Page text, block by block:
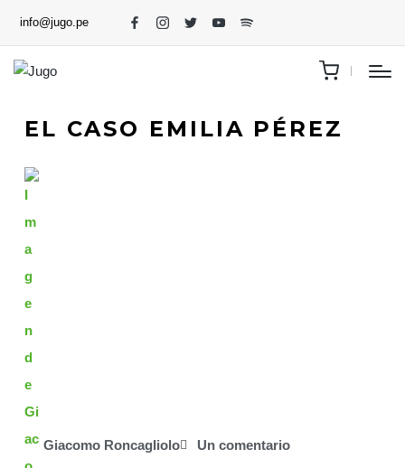
info@jugo.pe
EL CASO EMILIA PÉREZ
Giacomo Roncagliolo Un comentario